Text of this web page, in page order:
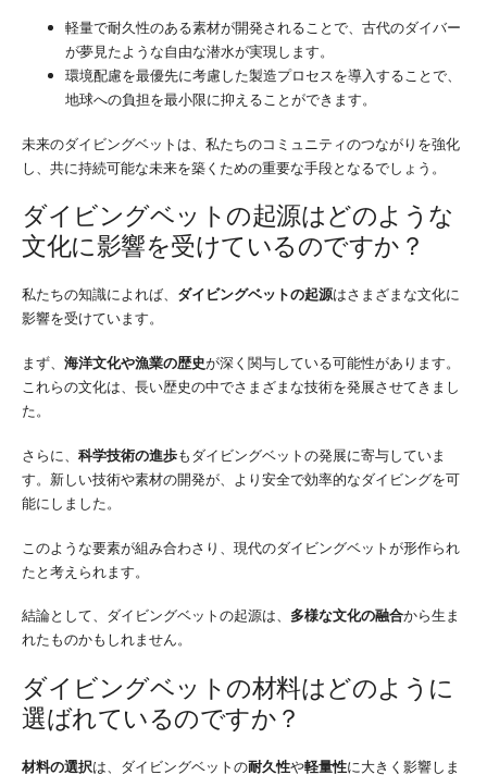
軽量で耐久性のある素材が開発されることで、古代のダイバー
が夢見たような自由な潜水が実現します。
環境配慮を最優先に考慮した製造プロセスを導入することで、
地球への負担を最小限に抑えることができます。
未来のダイビングベットは、私たちのコミュニティのつながりを強化
し、共に持続可能な未来を築くための重要な手段となるでしょう。
ダイビングベットの起源はどのような
文化に影響を受けているのですか？
私たちの知識によれば、 ダイビングベットの起源はさまざまな文化に
影響を受けています。
まず、 海洋文化や漁業の歴史が深く関与している可能性があります。
これらの文化は、長い歴史の中でさまざまな技術を発展させてきまし
た。
さらに、 科学技術の進歩もダイビングベットの発展に寄与していま
す。新しい技術や素材の開発が、より安全で効率的なダイビングを可
能にしました。
このような要素が組み合わさり、現代のダイビングベットが形作られ
たと考えられます。
結論として、ダイビングベットの起源は、 多様な文化の融合から生ま
れたものかもしれません。
ダイビングベットの材料はどのように
選ばれているのですか？
材料の選択は、ダイビングベットの耐久性や軽量性に大きく影響しま